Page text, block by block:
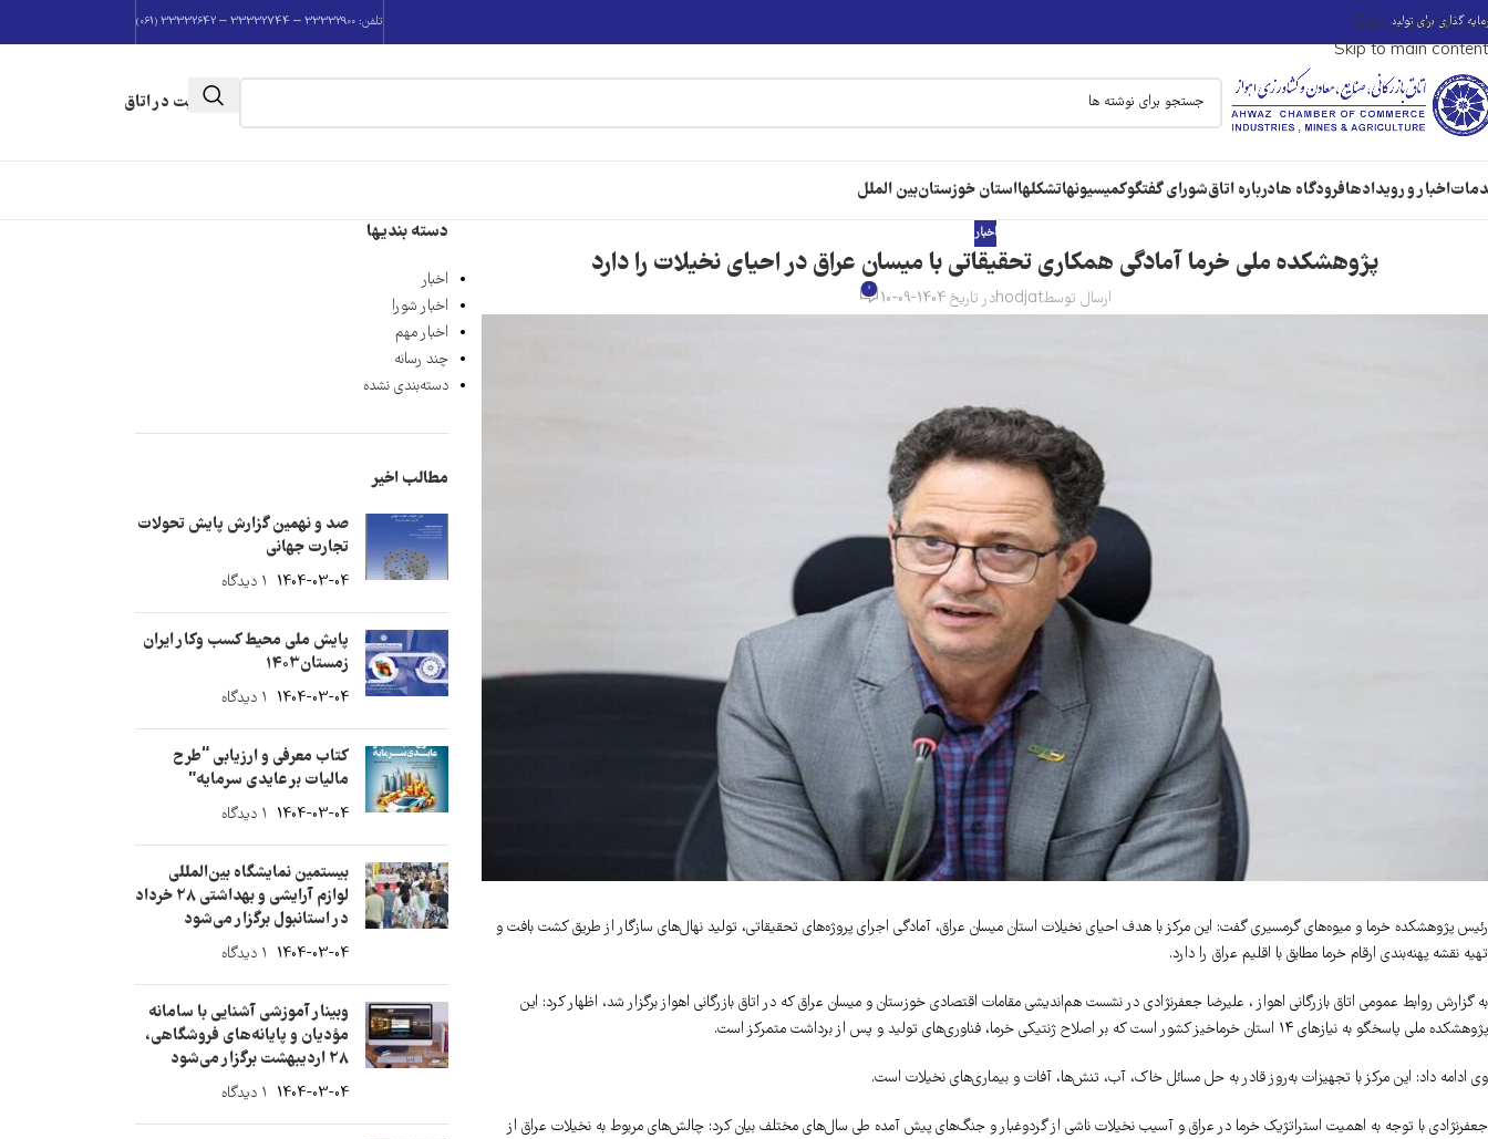
Skip to navigation
Skip to main content
گذاری برای تولید تلفن: 33332900 – 33332744 – 33332642 (061)
عضویت در اتاق
اخبار و رویدادهافرودگاه هادرباره اتاقشورای گفتگوکمیسیونهاتشکلهااستان خوزستانبین الملل
اخبار
پژوهشکده ملی خرما آمادگی همکاری تحقیقاتی با میسان عراق در احیای نخیلات را دارد
ارسال توسطhodjatدر تاریخ 1404-09-10 0
رئیس پژوهشکده خرما و میوه‌های گرمسیری گفت: این مرکز با هدف احیای نخیلات استان میسان عراق، آمادگی اجرای پروژه‌های تحقیقاتی، تولید نهال‌های سازگار از طریق کشت بافت و
تهیه نقشه پهنه‌بندی ارقام خرما مطابق با اقلیم عراق را دارد.
به گزارش روابط عمومی اتاق بازرگانی اهواز ، علیرضا جعفرنژادی در نشست هم‌اندیشی مقامات اقتصادی خوزستان و میسان عراق که در اتاق بازرگانی اهواز برگزار شد، اظهار کرد: این
پژوهشکده ملی پاسخگو به نیازهای ۱۴ استان خرماخیز کشور است که بر اصلاح ژنتیکی خرما، فناوری‌های تولید و پس از برداشت متمرکز است.
وی ادامه داد: این مرکز با تجهیزات به‌روز قادر به حل مسائل خاک، آب، تنش‌ها، آفات و بیماری‌های نخیلات است.
جعفرنژادی با توجه به اهمیت استراتژیک خرما در عراق و آسیب نخیلات ناشی از گردوغبار و جنگ‌های پیش آمده طی سال‌های مختلف بیان کرد: چالش‌های مربوط به نخیلات عراق از
دسته بندیها
اخبار
اخبار شورا
اخبار مهم
چند رسانه
دسته‌بندی نشده
مطالب اخیر
صد و نهمین گزارش پایش تحولات
تجارت جهانی
1404-03-04 ۱ دیدگاه
پایش ملی محیط کسب وکار ایران
زمستان1403
1404-03-04 ۱ دیدگاه
کتاب معرفی و ارزیابی “طرح
مالیات بر عایدی سرمایه”
1404-03-04 ۱ دیدگاه
بیستمین نمایشگاه بین‌المللی
لوازم آرایشی و بهداشتی 28 خرداد
در استانبول برگزار می‌شود
1404-03-04 ۱ دیدگاه
وبینار آموزشی آشنایی با سامانه
مؤدیان و پایانه‌های فروشگاهی،
28 اردیبهشت برگزار می‌شود
1404-03-04 ۱ دیدگاه